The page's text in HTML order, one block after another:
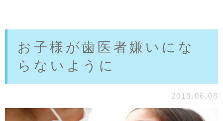
お子様が歯医者嫌いにな
らないように
2018.06.08